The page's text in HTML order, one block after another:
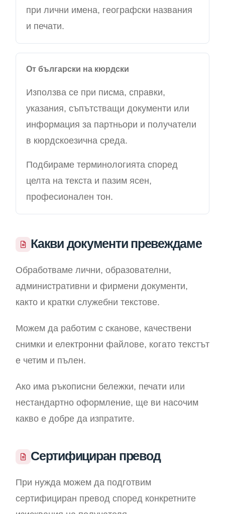
при лични имена, географски названия
и печати.
От български на кюрдски
Използва се при писма, справки,
указания, съпътстващи документи или
информация за партньори и получатели
в кюрдскоезична среда.
Подбираме терминологията според
целта на текста и пазим ясен,
професионален тон.
Какви документи превеждаме
Обработваме лични, образователни,
административни и фирмени документи,
както и кратки служебни текстове.
Можем да работим с сканове, качествени
снимки и електронни файлове, когато текстът
е четим и пълен.
Ако има ръкописни бележки, печати или
нестандартно оформление, ще ви насочим
какво е добре да изпратите.
Сертифициран превод
При нужда можем да подготвим
сертифициран превод според конкретните